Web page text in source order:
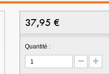
37,95 €
Quantité :